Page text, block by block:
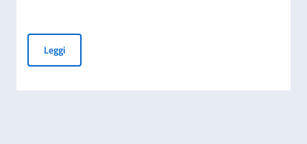
LeggiElezioni Com.It.Es. 2026